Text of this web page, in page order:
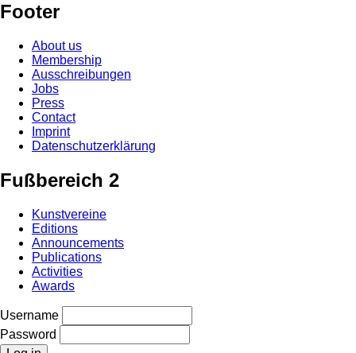
Footer
About us
Membership
Ausschreibungen
Jobs
Press
Contact
Imprint
Datenschutzerklärung
Fußbereich 2
Kunstvereine
Editions
Announcements
Publications
Activities
Awards
Username
Password